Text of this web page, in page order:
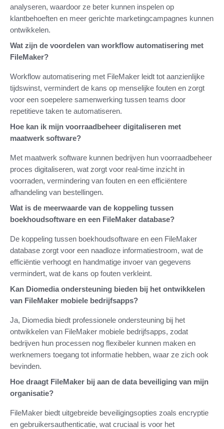
analyseren, waardoor ze beter kunnen inspelen op
klantbehoeften en meer gerichte marketingcampagnes kunnen
ontwikkelen.
Wat zijn de voordelen van workflow automatisering met
FileMaker?
Workflow automatisering met FileMaker leidt tot aanzienlijke
tijdswinst, vermindert de kans op menselijke fouten en zorgt
voor een soepelere samenwerking tussen teams door
repetitieve taken te automatiseren.
Hoe kan ik mijn voorraadbeheer digitaliseren met
maatwerk software?
Met maatwerk software kunnen bedrijven hun voorraadbeheer
proces digitaliseren, wat zorgt voor real-time inzicht in
voorraden, vermindering van fouten en een efficiëntere
afhandeling van bestellingen.
Wat is de meerwaarde van de koppeling tussen
boekhoudsoftware en een FileMaker database?
De koppeling tussen boekhoudsoftware en een FileMaker
database zorgt voor een naadloze informatiestroom, wat de
efficiëntie verhoogt en handmatige invoer van gegevens
vermindert, wat de kans op fouten verkleint.
Kan Diomedia ondersteuning bieden bij het ontwikkelen
van FileMaker mobiele bedrijfsapps?
Ja, Diomedia biedt professionele ondersteuning bij het
ontwikkelen van FileMaker mobiele bedrijfsapps, zodat
bedrijven hun processen nog flexibeler kunnen maken en
werknemers toegang tot informatie hebben, waar ze zich ook
bevinden.
Hoe draagt FileMaker bij aan de data beveiliging van mijn
organisatie?
FileMaker biedt uitgebreide beveiligingsopties zoals encryptie
en gebruikersauthenticatie, wat cruciaal is voor het